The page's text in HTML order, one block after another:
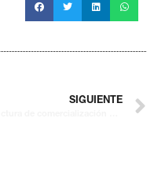
SIGUIENTE